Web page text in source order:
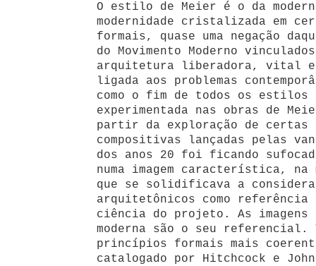
O estilo de Meier é o da
modernidade cristalizada em
formais, quase uma negação
do Movimento Moderno
arquitetura liberadora, vital e
ligada aos problemas
como o fim de todos os
experimentada nas obras de
partir da exploração de certas
compositivas lançadas pelas
dos anos 20 foi ficando
numa imagem característica, na
que se solidificava a
arquitetônicos como referência
ciência do projeto. As
moderna são o seu referencial.
princípios formais mais
catalogado por Hitchcock e